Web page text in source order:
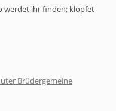
werdet ihr finden; klopfet
Brüdergemeine